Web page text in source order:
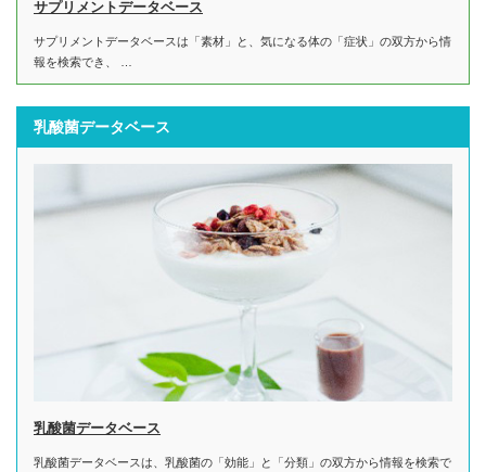
サプリメントデータベース
サプリメントデータベースは「素材」と、気になる体の「症状」の双方から情
報を検索でき、 …
乳酸菌データベース
乳酸菌データベース
乳酸菌データベースは、乳酸菌の「効能」と「分類」の双方から情報を検索で